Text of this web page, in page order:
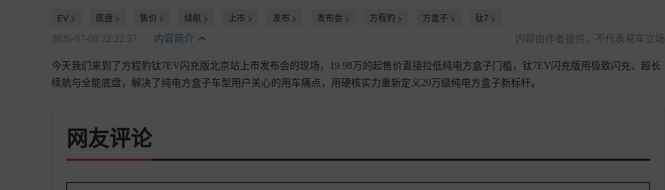
EV > 底盘 > 售价 > 续航 > 上市 > 发布 > 发布会 > 方程豹 > 方盒子 > 钛7 >
2026-07-08 22:22:27 内容简介 内容由作者提供，不代表易车立场
今天我们来到了方程豹钛7EV闪充版北京站上市发布会的现场，19.98万的起售价直接拉低纯电方盒子门槛，钛7EV闪充版用极致闪充、超长
续航与全能底盘，解决了纯电方盒子车型用户关心的用车痛点，用硬核实力重新定义20万级纯电方盒子新标杆。
网友评论